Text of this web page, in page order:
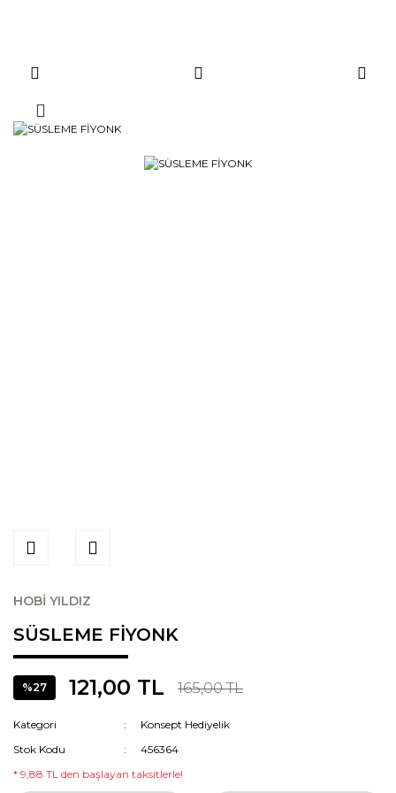
HOBİ YILDIZ
SÜSLEME FİYONK
%27 121,00 TL 165,00 TL
Kategori
Konsept Hediyelik
Stok Kodu
456364
* 9,88 TL den başlayan taksitlerle!